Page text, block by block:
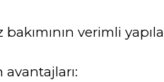
verimli